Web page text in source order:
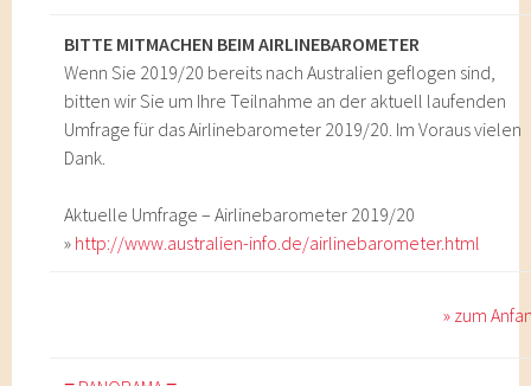
BITTE MITMACHEN BEIM AIRLINEBAROMETER
Wenn Sie 2019/20 bereits nach Australien geflogen sind,
bitten wir Sie um Ihre Teilnahme an der aktuell laufenden
Umfrage für das Airlinebarometer 2019/20. Im Voraus vielen
Dank.
Aktuelle Umfrage – Airlinebarometer 2019/20
» http://www.australien-info.de/airlinebarometer.html
» zum